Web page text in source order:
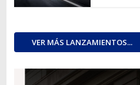
VER MÁS LANZAMIENTOS...